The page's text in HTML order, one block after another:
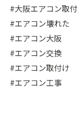
#大阪エアコン取付
#エアコン壊れた
#エアコン大阪
#エアコン交換
#エアコン取付け
#エアコン工事